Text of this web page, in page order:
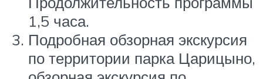
1,5 часа.
Подробная обзорная экскурсия
по территории парка Царицыно,